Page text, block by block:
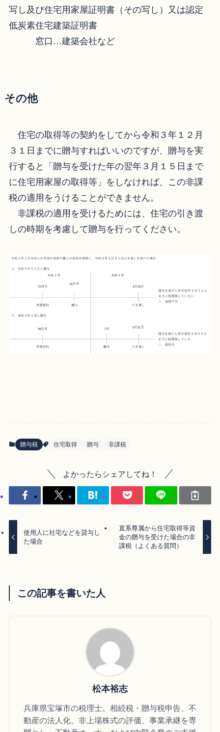
写し及び住宅用家屋証明書（その写し）又は認定
低炭素住宅建築証明書
窓口…建築会社など
その他
住宅の取得等の契約をしてから令和３年１２月
３１日までに贈与すればいいのですが、贈与を実
行すると「贈与を受けた年の翌年３月１５日まで
に住宅用家屋の取得等」をしなければ、この非課
税の適用をうけることができません。
非課税の適用を受けるためには、住宅の引き渡
しの時期を考慮して贈与を行ってください。
贈与税 住宅取得 贈与 非課税
よかったらシェアしてね！
使用人に社宅などを貸与し
た場合
直系尊属から住宅取得等資
金の贈与を受けた場合の非
課税（よくある質問）
この記事を書いた人
松本裕志
兵庫県宝塚市の税理士。相続税・贈与税申告、不
動産の法人化、非上場株式の評価、事業承継を専